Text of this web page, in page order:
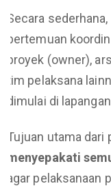
Secara sederhana,
pertemuan
proyek (owner),
tim pelaksana
dimulai di
Tujuan utama
menyepakati
agar pelaksanaan